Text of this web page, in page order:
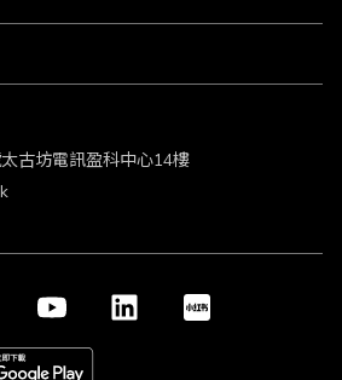
古坊電訊盈科中心14樓